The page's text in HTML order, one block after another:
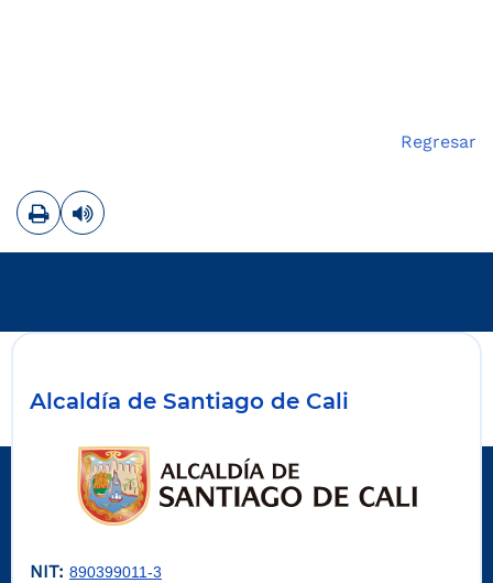
Regresar
ImprimirLeer contenido
Alcaldía de Santiago de Cali
NIT: 890399011-3